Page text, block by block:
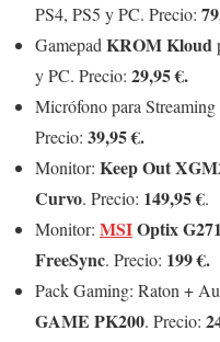
PS4, PS5 y PC. Precio:
GamepadKROM Kloud
y PC. Precio: 29,95 €.
Micrófono para Streaming
Precio: 39,95 €.
Monitor: Keep Out
Curvo. Precio: 149,95 €.
Monitor: MSIOptix
FreeSync. Precio: 199 €.
Pack Gaming: Raton +
GAME PK200. Precio: